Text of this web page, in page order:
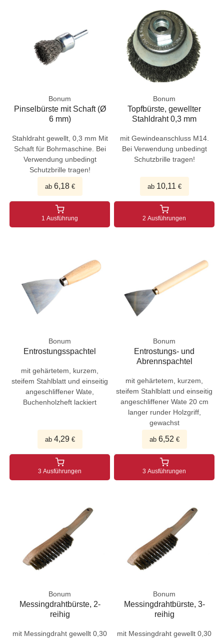
Bonum
Pinselbürste mit Schaft (Ø
6 mm)
Stahldraht gewellt, 0,3 mm Mit
Schaft für Bohrmaschine. Bei
Verwendung unbedingt
Schutzbrille tragen!
ab 6,18€
1 Ausführung
Bonum
Topfbürste, gewellter
Stahldraht 0,3 mm
mit Gewindeanschluss M14.
Bei Verwendung unbedingt
Schutzbrille tragen!
ab 10,11€
2 Ausführungen
Bonum
Entrostungsspachtel
mit gehärtetem, kurzem,
steifem Stahlblatt und einseitig
angeschliffener Wate,
Buchenholzheft lackiert
ab 4,29€
3 Ausführungen
Bonum
Entrostungs- und
Abrennspachtel
mit gehärtetem, kurzem,
steifem Stahlblatt und einseitig
angeschliffener Wate 20 cm
langer runder Holzgriff,
gewachst
ab 6,52 €
3 Ausführungen
Bonum
Messingdrahtbürste, 2-
reihig
mit Messingdraht gewellt 0,30
Bonum
Messingdrahtbürste, 3-
reihig
mit Messingdraht gewellt 0,30